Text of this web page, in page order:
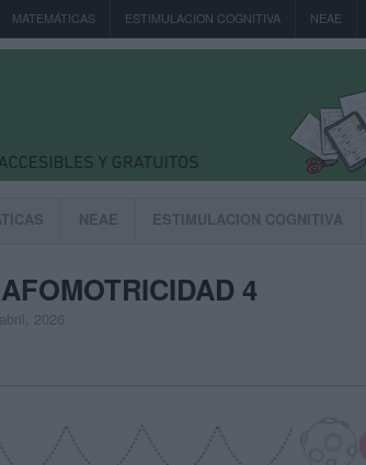
MATEMÁTICAS ESTIMULACION COGNITIVA NEAE
NEAE ESTIMULACION COGNITIVA
4
2026